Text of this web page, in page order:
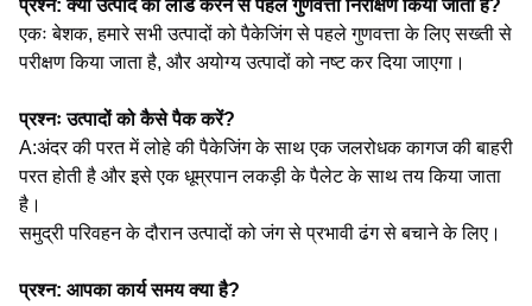
प्रश्न: क्या उत्पाद को लोड करने से पहले गुणवत्ता निरीक्षण किया जाता है?
एकः बेशक, हमारे सभी उत्पादों को पैकेजिंग से पहले गुणवत्ता के लिए सख्ती से
परीक्षण किया जाता है, और अयोग्य उत्पादों को नष्ट कर दिया जाएगा।
प्रश्नः उत्पादों को कैसे पैक करें?
A:अंदर की परत में लोहे की पैकेजिंग के साथ एक जलरोधक कागज की बाहरी
परत होती है और इसे एक धूम्रपान लकड़ी के पैलेट के साथ तय किया जाता
है।
समुद्री परिवहन के दौरान उत्पादों को जंग से प्रभावी ढंग से बचाने के लिए।
प्रश्न: आपका कार्य समय क्या है?